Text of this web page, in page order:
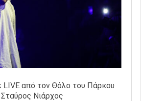
LIVE από τον Θόλο του Πάρκου
Σταύρος Νιάρχος